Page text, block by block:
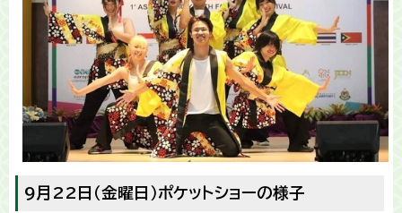
9月22日（金曜日）ポケットショーの様子